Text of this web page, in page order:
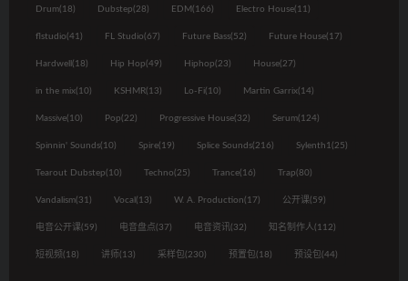
Drum(18) Dubstep(28) EDM(166) Electro House(11)
flstudio(41) FL Studio(67) Future Bass(52) Future House(17)
Hardwell (18) Hip Hop(49) Hiphop(23) House(27)
in the mix(10) KSHMR(13) Lo-Fi(10) Martin Garrix(14)
Massive(10) Pop(22) Progressive House(32) Serum(124)
Spinnin' Sounds(10) Spire(19) Splice Sounds(216) Sylenth1(25)
Tearout Dubstep(10) Techno(25) Trance(16) Trap(80)
Vandalism(31) Vocal (13) W. A. Production(17) 公开课(59)
电音公开课(59) 电音盘点(37) 电音资讯(32) 知名制作人(112)
短视频 (18) 讲师(13) 采样包(230) 预置包(18) 预设包(44)